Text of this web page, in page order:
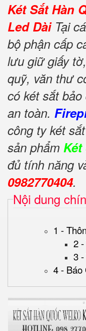
Két Sắt Hàn
Led Dài Tại
bộ phận cấp
lưu giữ giấy tờ,
quỹ, văn thư
có két sắt
an toàn.
công ty két
sản phẩm
đủ tính năng
0982770404.
Nội dung
1 -
2
3
4 - Báo